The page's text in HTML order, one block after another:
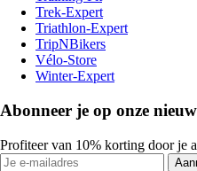
Trek-Expert
Triathlon-Expert
TripNBikers
Vélo-Store
Winter-Expert
Abonneer je op onze
Profiteer van 10% korting door je